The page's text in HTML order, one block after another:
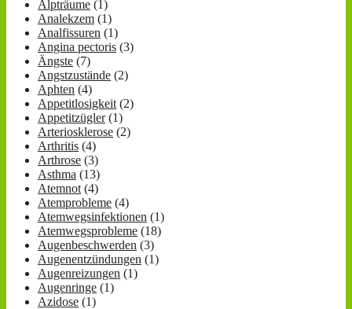
Alpträume (1)
Analekzem (1)
Analfissuren (1)
Angina pectoris (3)
Ängste (7)
Angstzustände (2)
Aphten (4)
Appetitlosigkeit(2)
Appetitzügler(1)
Arteriosklerose (2)
Arthritis (4)
Arthrose (3)
Asthma (13)
Atemnot(4)
Atemprobleme (4)
Atemwegsinfektionen (1)
Atemwegsprobleme (18)
Augenbeschwerden (3)
Augenentzündungen (1)
Augenreizungen (1)
Augenringe (1)
Azidose (1)